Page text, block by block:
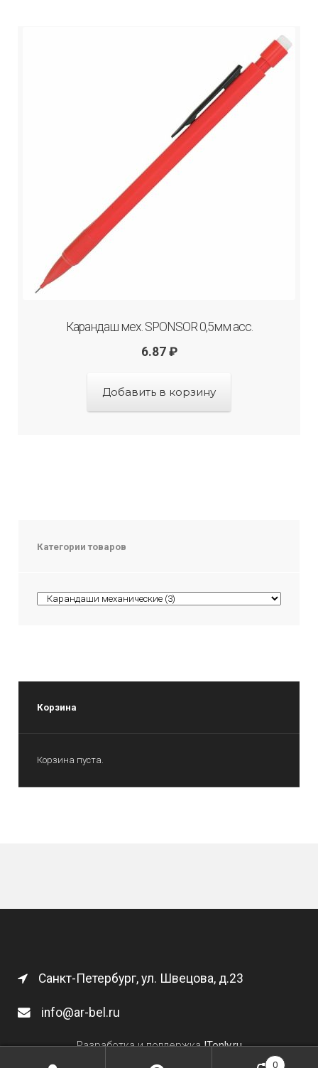
Карандаш мех. SPONSOR 0,5мм асс.
6.87 ₽
Добавить в корзину
Категории товаров
Корзина
Корзина пуста.
Санкт-Петербург, ул. Швецова, д.23
info@ar-bel.ru
Разработка и поддержкаITonly.ru
0